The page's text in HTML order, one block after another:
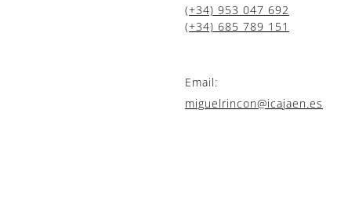
(+34) 953 047 692
(+34) 685 789 151
Email:
miguelrincon@icajaen.es